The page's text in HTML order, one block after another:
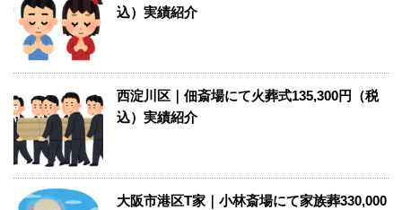
込）実績紹介
西淀川区｜佃斎場にて火葬式135,300円（税
込）実績紹介
大阪市港区T家｜小林斎場にて家族葬330,000